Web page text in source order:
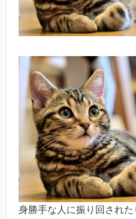
身勝手な人に振り回され